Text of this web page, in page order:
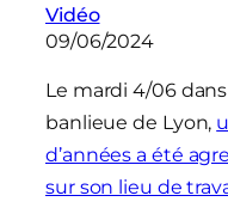
Vidéo
09/06/2024
Le mardi 4/06
banlieue de Lyon,
d’années a été
sur son lieu de